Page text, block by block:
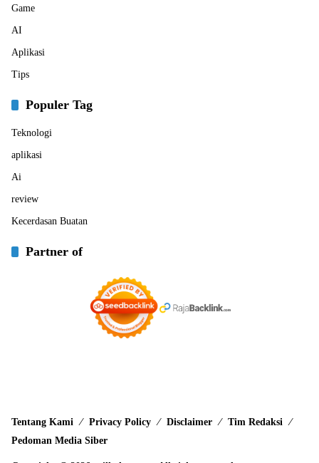
Game
AI
Aplikasi
Tips
Populer Tag
Teknologi
aplikasi
Ai
review
Kecerdasan Buatan
Partner of
Tentang Kami Privacy Policy Disclaimer
Tim Redaksi
Pedoman Media Siber